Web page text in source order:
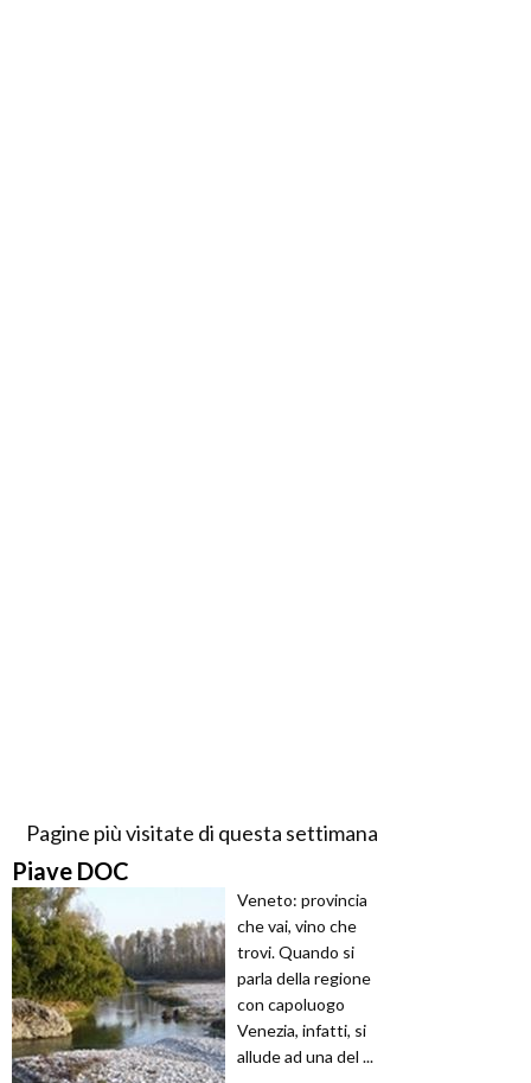
Pagine più visitate di questa settimana
Piave DOC
Veneto: provincia
che vai, vino che
trovi. Quando si
parla della regione
con capoluogo
Venezia, infatti, si
allude ad una del ...